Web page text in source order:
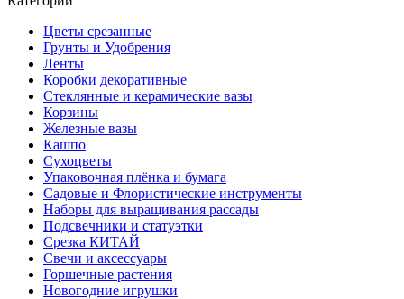
Цветы срезанные
Грунты и Удобрения
Ленты
Коробки декоративные
Стеклянные и керамические вазы
Корзины
Железные вазы
Кашпо
Сухоцветы
Упаковочная плёнка и бумага
Садовые и Флористические инструменты
Наборы для выращивания рассады
Подсвечники и статуэтки
Срезка КИТАЙ
Свечи и аксессуары
Горшечные растения
Новогодние игрушки